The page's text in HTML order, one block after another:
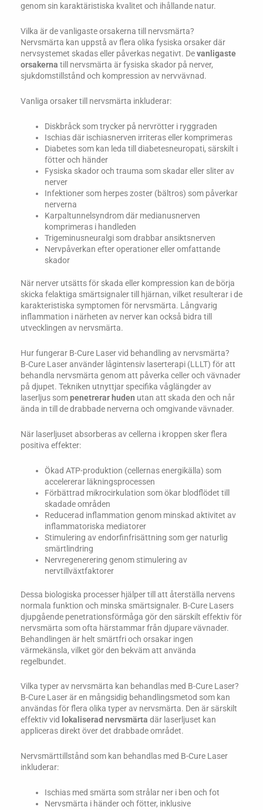
genom sin karaktäristiska kvalitet och ihållande natur.
Vilka är de vanligaste orsakerna till nervsmärta?
Nervsmärta kan uppstå av flera olika fysiska orsaker där
nervsystemet skadas eller påverkas negativt. Devanligaste
orsakerna till nervsmärta är fysiska skador på nerver,
sjukdomstillstånd och kompression av nervvävnad.
Vanliga orsaker till nervsmärta inkluderar:
Diskbråck som trycker på nervrötter i ryggraden
Ischias där ischiasnerven irriteras eller komprimeras
Diabetes som kan leda till diabetesneuropati, särskilt i
fötter och händer
Fysiska skador och trauma som skadar eller sliter av
nerver
Infektioner som herpes zoster (bältros) som påverkar
nerverna
Karpaltunnelsyndrom där medianusnerven
komprimeras i handleden
Trigeminusneuralgi som drabbar ansiktsnerven
Nervpåverkan efter operationer eller omfattande
skador
När nerver utsätts för skada eller kompression kan de börja
skicka felaktiga smärtsignaler till hjärnan, vilket resulterar i de
karakteristiska symptomen för nervsmärta. Långvarig
inflammation i närheten av nerver kan också bidra till
utvecklingen av nervsmärta.
Hur fungerar B-Cure Laser vid behandling av nervsmärta?
B-Cure Laser använder lågintensiv laserterapi (LLLT) för att
behandla nervsmärta genom att påverka celler och vävnader
på djupet. Tekniken utnyttjar specifika våglängder av
laserljus sompenetrerar huden utan att skada den och når
ända in till de drabbade nerverna och omgivande vävnader.
När laserljuset absorberas av cellerna i kroppen sker flera
positiva effekter:
Ökad ATP-produktion (cellernas energikälla) som
accelererar läkningsprocessen
Förbättrad mikrocirkulation som ökar blodflödet till
skadade områden
Reducerad inflammation genom minskad aktivitet av
inflammatoriska mediatorer
Stimulering av endorfinfrisättning som ger naturlig
smärtlindring
Nervregenerering genom stimulering av
nervtillväxtfaktorer
Dessa biologiska processer hjälper till att återställa nervens
normala funktion och minska smärtsignaler. B-Cure Lasers
djupgående penetrationsförmåga gör den särskilt effektiv för
nervsmärta som ofta härstammar från djupare vävnader.
Behandlingen är helt smärtfri och orsakar ingen
värmekänsla, vilket gör den bekväm att använda
regelbundet.
Vilka typer av nervsmärta kan behandlas med B-Cure Laser?
B-Cure Laser är en mångsidig behandlingsmetod som kan
användas för flera olika typer av nervsmärta. Den är särskilt
effektiv vid lokaliserad nervsmärta där laserljuset kan
appliceras direkt över det drabbade området.
Nervsmärttillstånd som kan behandlas med B-Cure Laser
inkluderar:
Ischias med smärta som strålar ner i ben och fot
Nervsmärta i händer och fötter, inklusive